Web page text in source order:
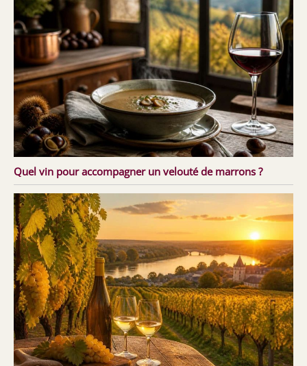
Quel vin pour accompagner un velouté de marrons ?